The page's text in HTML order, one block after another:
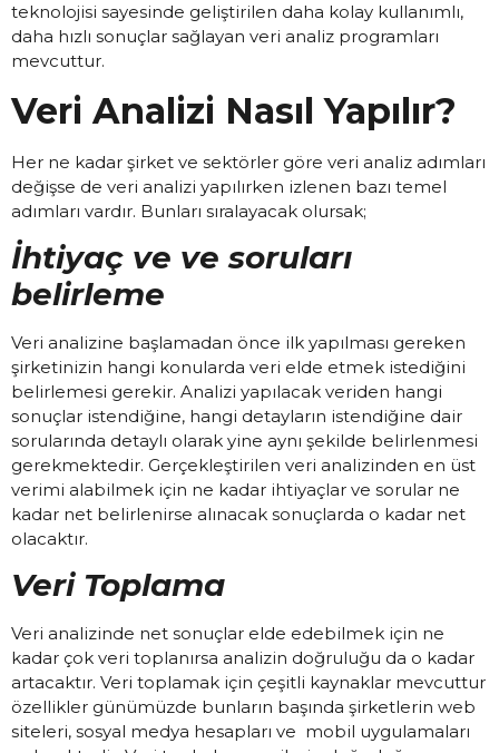
teknolojisi sayesinde geliştirilen daha kolay kullanımlı,
daha hızlı sonuçlar sağlayan veri analiz programları
mevcuttur.
Veri Analizi Nasıl Yapılır?
Her ne kadar şirket ve sektörler göre veri analiz adımları
değişse de veri analizi yapılırken izlenen bazı temel
adımları vardır. Bunları sıralayacak olursak;
İhtiyaç ve ve soruları
belirleme
Veri analizine başlamadan önce ilk yapılması gereken
şirketinizin hangi konularda veri elde etmek istediğini
belirlemesi gerekir. Analizi yapılacak veriden hangi
sonuçlar istendiğine, hangi detayların istendiğine dair
sorularında detaylı olarak yine aynı şekilde belirlenmesi
gerekmektedir. Gerçekleştirilen veri analizinden en üst
verimi alabilmek için ne kadar ihtiyaçlar ve sorular ne
kadar net belirlenirse alınacak sonuçlarda o kadar net
olacaktır.
Veri Toplama
Veri analizinde net sonuçlar elde edebilmek için ne
kadar çok veri toplanırsa analizin doğruluğu da o kadar
artacaktır. Veri toplamak için çeşitli kaynaklar mevcuttur
özellikler günümüzde bunların başında şirketlerin web
siteleri, sosyal medya hesapları ve mobil uygulamaları